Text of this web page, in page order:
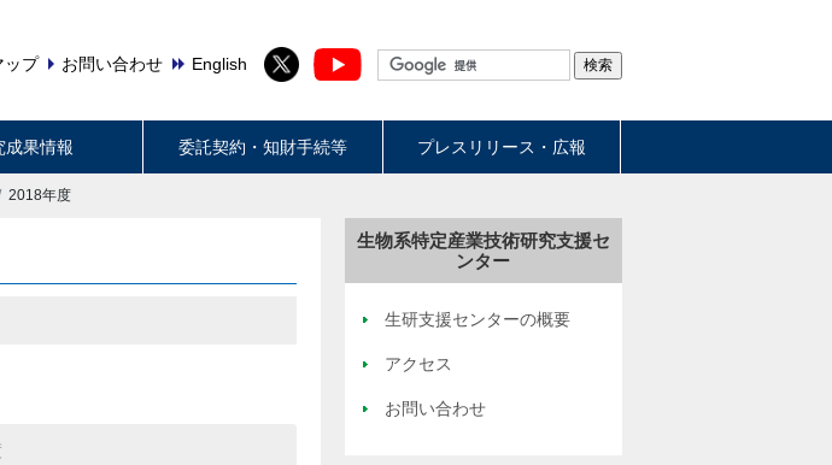
ップ お問い合わせ English
成果情報 委託契約・知財手続等 プレスリリース・広報
2018年度
生物系特定産業技術研究支援セ
ンター
生研支援センターの概要
アクセス
お問い合わせ